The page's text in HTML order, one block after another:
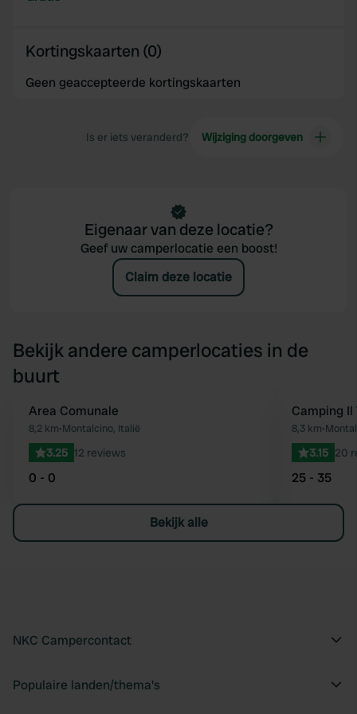
Kortingskaarten (0)
Geen geaccepteerde kortingskaarten
Is er iets veranderd? Wijziging doorgeven
Eigenaar van deze locatie?
Geef uw camperlocatie een boost!
Claim deze locatie
Bekijk andere camperlocaties in de
buurt
Favoriet
Area Comunale
8,2 km•Montalcino, Italië
3.25 12 reviews
0 - 0
Camping Il
8,3 km•
3.15 20
25 - 35
Bekijk alle
NKC Campercontact
Populaire landen/thema's